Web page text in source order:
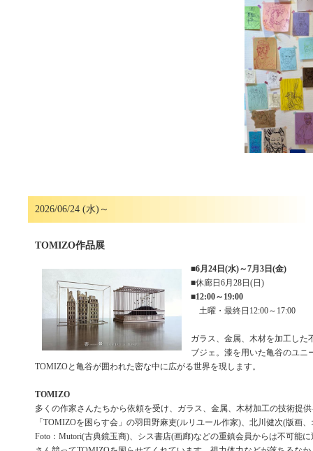
2026/06/24 (水)～
TOMIZO作品展
■6月24日(水)～7月3日(金)
■休廊日6月28日(日)
■12:00～19:00
土曜・最終日12:00～17:00
ガラス、金属、木材を加工した
ブジェ。漆を用いた亀谷のユニ
TOMIZOと亀谷が囲われた密な中に広がる世界を現します。
TOMIZO
多くの作家さんたちから依頼を受け、ガラス、金属、木材加工の技術提
「TOMIZOを困らす会」の羽田野麻吏(ルリユール作家)、北川健次(版画
Foto：Mutori(古典鏡玉商)、シス書店(画廊)などの重鎮会員からは不可能